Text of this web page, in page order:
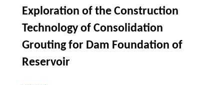
Exploration of the Construction
Technology of Consolidation
Grouting for Dam Foundation of
Reservoir